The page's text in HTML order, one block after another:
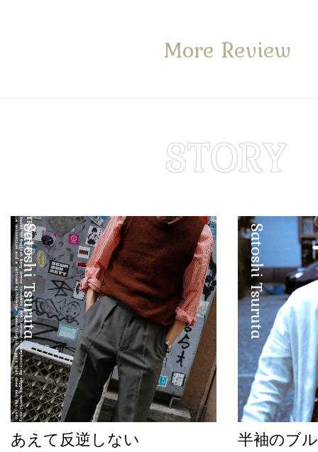
More Review
Satoshi Tsuruta
あえて反逆しない
Satoshi Tsuruta
半袖のブ